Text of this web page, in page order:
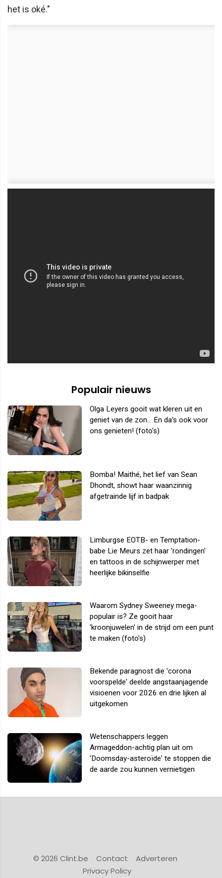
het is oké."
Populair nieuws
Olga Leyers gooit wat kleren uit en
geniet van de zon... En da's ook voor
ons genieten! (foto's)
Bomba! Maithé, het lief van Sean
Dhondt, showt haar waanzinnig
afgetrainde lijf in badpak
Limburgse EOTB- en Temptation-
babe Lie Meurs zet haar 'rondingen'
en tattoos in de schijnwerper met
heerlijke bikinselfie
Waarom Sydney Sweeney mega-
populair is? Ze gooit haar
'kroonjuwelen' in de strijd om een punt
te maken (foto's)
Bekende paragnost die 'corona
voorspelde' deelde angstaanjagende
visioenen voor 2026 en drie lijken al
uitgekomen
Wetenschappers leggen
Armageddon-achtig plan uit om
'Doomsday-asteroïde' te stoppen die
de aarde zou kunnen vernietigen
© 2026 Clint.be Contact
Adverteren
Privacy Policy